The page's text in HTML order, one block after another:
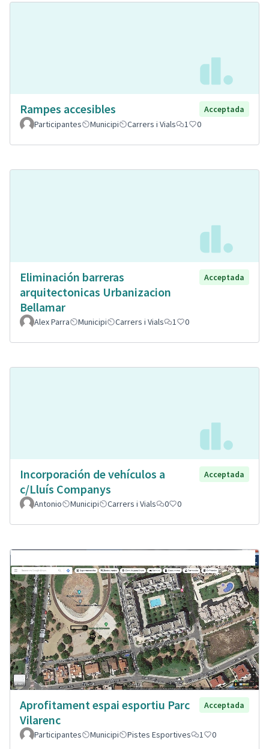
Rampes accesibles
Acceptada
Participantes
Municipi Carrers i Vials 1 0
Eliminación barreras
arquitectonicas Urbanizacion
Bellamar
Acceptada
Alex Parra Municipi Carrers i Vials 1 0
Incorporación de vehículos a
c/Lluís Companys
Acceptada
Antonio Municipi Carrers i Vials 0 0
Aprofitament espai esportiu Parc
Vilarenc
Acceptada
Participantes Municipi Pistes Esportives 1 0